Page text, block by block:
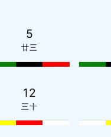
5
廿三
12
三十